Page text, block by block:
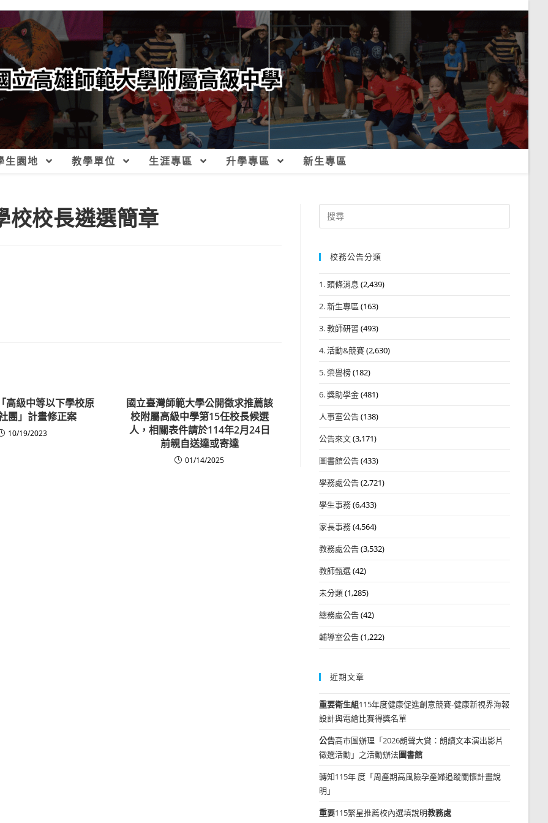
生園地 教學單位 生涯專區 升學專區 新生專區
校校長遴選簡章
高級中等以下學校原
團」計畫修正案
10/19/2023
國立臺灣師範大學公開徵求推薦該
校附屬高級中學第15任校長候選
人，相關表件請於114年2月24日
前親自送達或寄達
01/14/2025
Search
for:
校務公告分類
1. 頭條消息 (2,439)
2. 新生專區 (163)
3. 教師研習 (493)
4. 活動&競賽(2,630)
5. 榮譽榜(182)
6. 獎助學金(481)
人事室公告(138)
公告來文(3,171)
圖書館公告(433)
學務處公告(2,721)
學生事務(6,433)
家長事務(4,564)
教務處公告(3,532)
教師甄選(42)
未分類(1,285)
總務處公告(42)
輔導室公告(1,222)
近期文章
重要衛生組115年度健康促進創意競賽-健康新視界海報
設計與電繪比賽得獎名單
公告高市圖辦理「2026朗聲大賞：朗讀文本演出影片
徵選活動」之活動辦法圖書館
轉知115年 度「周產期高風險孕產婦追蹤關懷計畫說
明」
重要115繁星推薦校內選填說明教務處